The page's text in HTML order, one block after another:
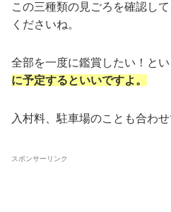
この三種類の見ごろを確認し
くださいね。
全部を一度に鑑賞したい！とい
に予定するといいですよ。
入村料、駐車場のことも合わ
スポンサーリンク